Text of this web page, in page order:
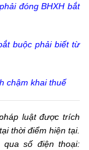
đóng BHXH bắt
buộc phải biết từ
chậm khai thuế
luật được trích
thời điểm hiện tại.
số điện thoại: